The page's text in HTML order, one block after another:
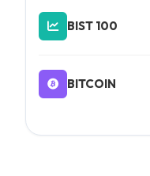
BIST 100
BITCOIN